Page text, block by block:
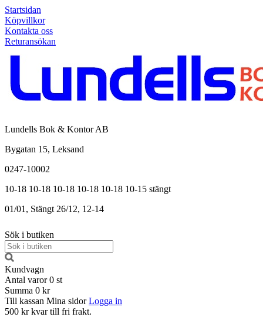
Startsidan
Köpvillkor
Kontakta oss
Returansökan
Lundells Bok & Kontor AB
Bygatan 15, Leksand
0247-10002
10-18 10-18 10-18 10-18 10-18 10-15 stängt
01/01, Stängt 26/12, 12-14
Sök i butiken
Kundvagn
Antal varor 0 st
Summa 0 kr
Till kassan Mina sidor Logga in
500 kr kvar till fri frakt.